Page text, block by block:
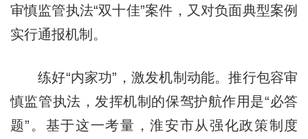
审慎监管执法“双十佳”案件，又对负面典型案例
实行通报机制。
练好“内家功”，激发机制动能。推行包容审
慎监管执法，发挥机制的保驾护航作用是“必答
题”。基于这一考量，淮安市从强化政策制度